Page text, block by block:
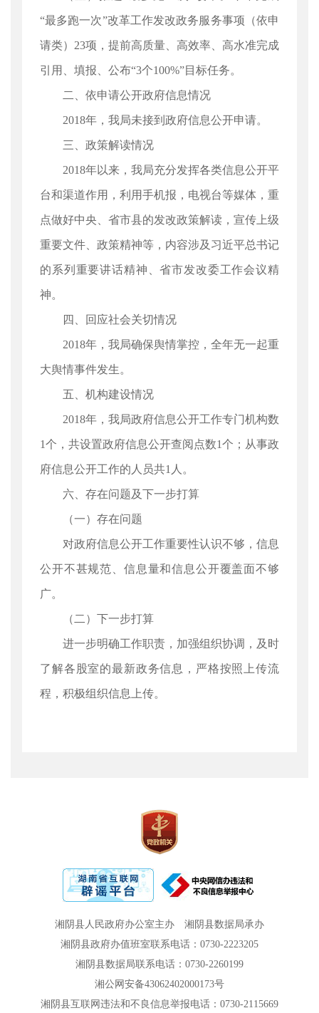
“最多跑一次”改革工作发改政务服务事项（依申
请类）23项，提前高质量、高效率、高水准完成
引用、填报、公布“3个100%”目标任务。
二、依申请公开政府信息情况
2018年，我局未接到政府信息公开申请。
三、政策解读情况
2018年以来，我局充分发挥各类信息公开平
台和渠道作用，利用手机报，电视台等媒体，重
点做好中央、省市县的发改政策解读，宣传上级
重要文件、政策精神等，内容涉及习近平总书记
的系列重要讲话精神、省市发改委工作会议精
神。
四、回应社会关切情况
2018年，我局确保舆情掌控，全年无一起重
大舆情事件发生。
五、机构建设情况
2018年，我局政府信息公开工作专门机构数
1个，共设置政府信息公开查阅点数1个；从事政
府信息公开工作的人员共1人。
六、存在问题及下一步打算
（一）存在问题
对政府信息公开工作重要性认识不够，信息
公开不甚规范、信息量和信息公开覆盖面不够
广。
（二）下一步打算
进一步明确工作职责，加强组织协调，及时
了解各股室的最新政务信息，严格按照上传流
程，积极组织信息上传。
湘阴县人民政府办公室主办
湘阴县数据局承办
湘阴县政府办值班室联系电话：0730-2223205
湘阴县数据局联系电话：0730-2260199
湘公网安备43062402000173号
湘阴县互联网违法和不良信息举报电话：0730-2115669